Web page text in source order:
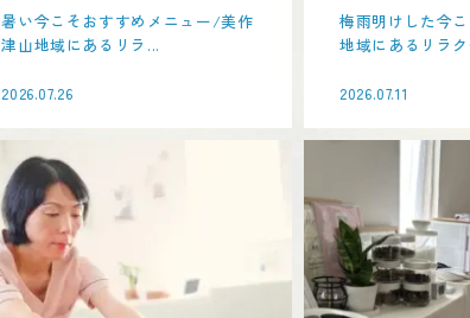
暑い今こそおすすめメニュー/美作
津山地域にあるリラ...
2026.07.26
梅雨明けした今
地域にあるリラ
2026.07.11